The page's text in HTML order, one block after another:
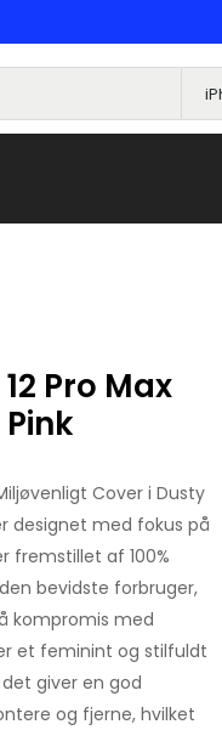
Pro Max
Cover i Dusty
designet med fokus på
af 100%
bevidste forbruger,
kompromis med
et feminint og stilfuldt
giver en god
og fjerne, hvilket